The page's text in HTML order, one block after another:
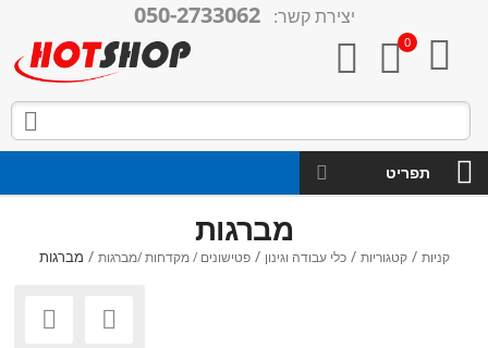
יצירת קשר: 050-2733062

0



תפריט
מברגות
קניות / קטגוריות / כלי עבודה וגינון / פטישונים / מקדחות /מברגות / מברגות

